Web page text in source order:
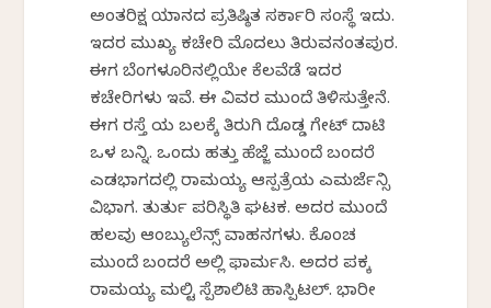
ಅಂತರಿಕ್ಷ ಯಾನದ ಪ್ರತಿಷ್ಠಿತ ಸರ್ಕಾರಿ ಸಂಸ್ಥೆ ಇದು.
ಇದರ ಮುಖ್ಯ ಕಚೇರಿ ಮೊದಲು ತಿರುವನಂತಪುರ.
ಈಗ ಬೆಂಗಳೂರಿನಲ್ಲಿಯೇ ಕೆಲವೆಡೆ ಇದರ
ಕಚೇರಿಗಳು ಇವೆ. ಈ ವಿವರ ಮುಂದೆ ತಿಳಿಸುತ್ತೇನೆ.
ಈಗ ರಸ್ತೆ ಯ ಬಲಕ್ಕೆ ತಿರುಗಿ ದೊಡ್ಡ ಗೇಟ್ ದಾಟಿ
ಒಳ ಬನ್ನಿ. ಒಂದು ಹತ್ತು ಹೆಜ್ಜೆ ಮುಂದೆ ಬಂದರೆ
ಎಡಭಾಗದಲ್ಲಿ ರಾಮಯ್ಯ ಆಸ್ಪತ್ರೆಯ ಎಮರ್ಜೆನ್ಸಿ
ವಿಭಾಗ. ತುರ್ತು ಪರಿಸ್ಥಿತಿ ಘಟಕ. ಅದರ ಮುಂದೆ
ಹಲವು ಆಂಬ್ಯುಲೆನ್ಸ್ ವಾಹನಗಳು. ಕೊಂಚ
ಮುಂದೆ ಬಂದರೆ ಅಲ್ಲಿ ಫಾರ್ಮಸಿ. ಅದರ ಪಕ್ಕ
ರಾಮಯ್ಯ ಮಲ್ಟಿ ಸ್ಪೆಶಾಲಿಟಿ ಹಾಸ್ಪಿಟಲ್. ಭಾರೀ